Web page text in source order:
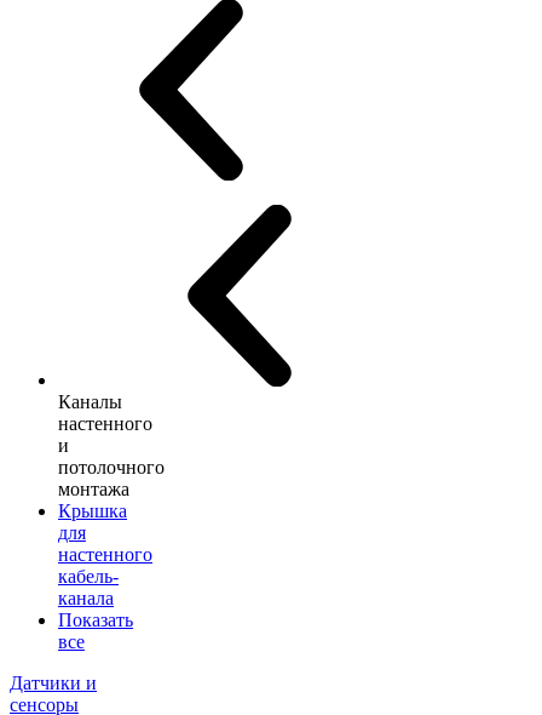
Каналы
настенного
и
потолочного
монтажа
Крышка
для
настенного
кабель-
канала
Показать
все
Датчики и
сенсоры